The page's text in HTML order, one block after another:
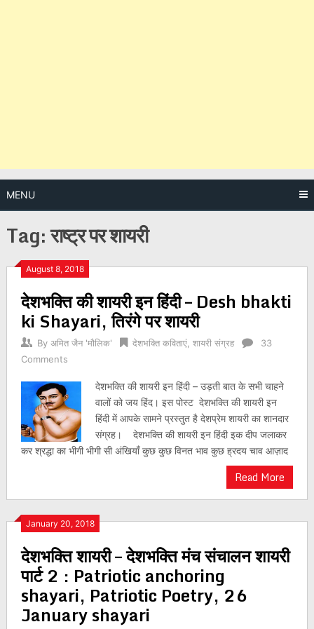
MENU
Tag:राष्ट्र पर शायरी
August 8, 2018
देशभक्ति की शायरी इन हिंदी – Desh bhakti
ki Shayari, तिरंगे पर शायरी
By अमित जैन 'मौलिक' देशभक्ति कविताएं, शायरी संग्रह
33
Comments
देशभक्ति की शायरी इन हिंदी – उड़ती बात के सभी चाहने
वालों को जय हिंद। इस पोस्ट देशभक्ति की शायरी इन
हिंदी में आपके सामने प्रस्तुत है देशप्रेम शायरी का शानदार
संग्रह। देशभक्ति की शायरी इन हिंदी इक दीप जलाकर
कर श्रद्धा का भीगी भीगी सी अंखियाँ कुछ कुछ विनत भाव कुछ ह्रदय चाव आज़ाद
Read More
January 20, 2018
देशभक्ति शायरी – देशभक्ति मंच संचालन शायरी
पार्ट 2 : Patriotic anchoring
shayari, Patriotic Poetry, 26
January shayari
Posts
navigation